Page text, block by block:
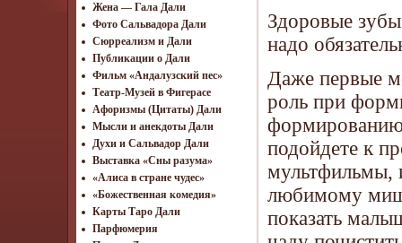
Жена — Гала Дали
Фото Сальвадора Дали
Cюрреализм и Дали
Публикации о Дали
Фильм «Андалузский пес»
Театр-Музей в Фигерасе
Афоризмы (Цитаты) Дали
Мысли и анекдоты Дали
Духи и Сальвадор Дали
Выставка «Сны разума»
«Алиса в стране чудес»
«Божественная комедия»
Карты Таро Дали
Парфюмерия
Здоровые
надо
Даже первые
роль при
подойдете к
мультфильмы,
любимому
показать